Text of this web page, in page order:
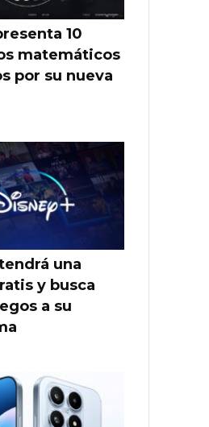
10
matemáticos
por su nueva
una
y busca
a su